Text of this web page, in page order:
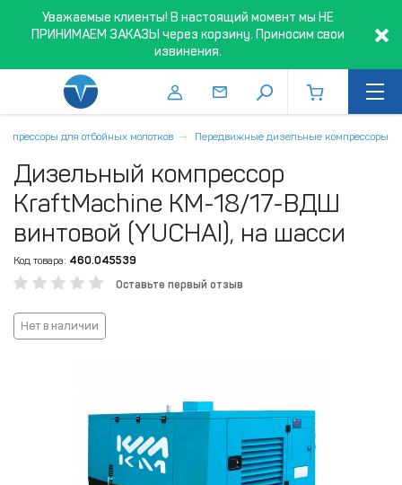
Уважаемые клиенты! В настоящий момент мы НЕ
ПРИНИМАЕМ ЗАКАЗЫ через корзину. Приносим свои
извинения.
для отбойных молотков Передвижные дизельные компрессоры
Дизельный компрессор
KraftMachine КМ-18/17-ВДШ
винтовой (YUCHAI), на шасси
Код товара: 460.045539
Оставьте первый отзыв
Нет в наличии